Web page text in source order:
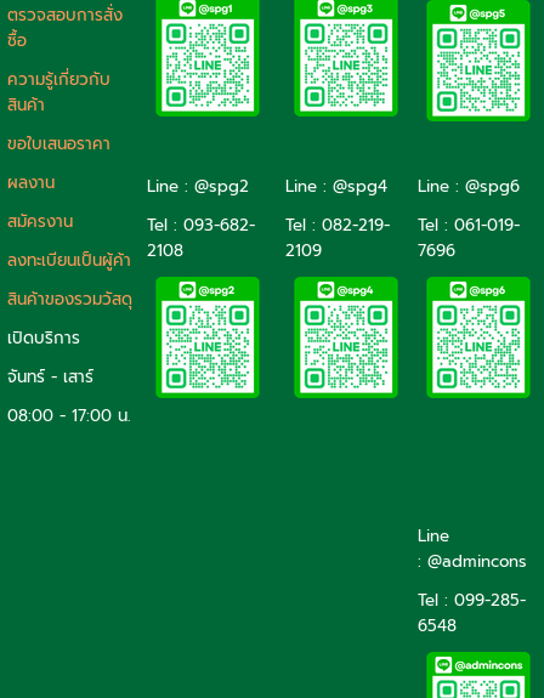
ตรวจสอบการสั่ง
ซื้อ
ความรู้เกี่ยวกับ
สินค้า
ขอใบเสนอราคา
ผลงาน
สมัครงาน
ลงทะเบียนเป็นผู้ค้า
สินค้าของรวมวัสดุ
เปิดบริการ
จันทร์ - เสาร์
08:00 - 17:00 น.
Line : @spg2
Tel : 093-682-
2108
Line : @spg4
Tel : 082-219-
2109
Line : @spg6
Tel : 061-019-
7696
Line
: @admincons
Tel : 099-285-
6548